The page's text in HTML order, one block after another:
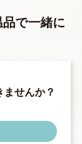
で一緒に
ませんか？